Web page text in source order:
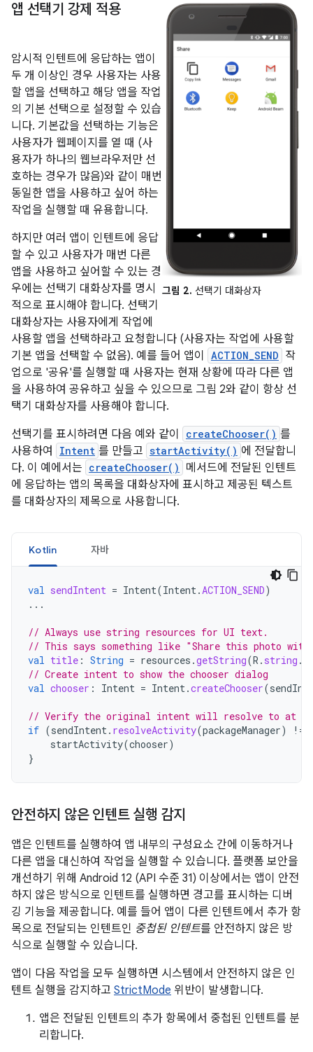
그림 2. 선택기 대화상자
앱 선택기 강제 적용
암시적 인텐트에 응답하는 앱이
두 개 이상인 경우 사용자는 사용
할 앱을 선택하고 해당 앱을 작업
의 기본 선택으로 설정할 수 있습
니다. 기본값을 선택하는 기능은
사용자가 웹페이지를 열 때 (사
용자가 하나의 웹브라우저만 선
호하는 경우가 많음)와 같이 매번
동일한 앱을 사용하고 싶어 하는
작업을 실행할 때 유용합니다.
하지만 여러 앱이 인텐트에 응답
할 수 있고 사용자가 매번 다른
앱을 사용하고 싶어할 수 있는 경
우에는 선택기 대화상자를 명시
적으로 표시해야 합니다. 선택기
대화상자는 사용자에게 작업에
사용할 앱을 선택하라고 요청합니다 (사용자는 작업에 사용할
기본 앱을 선택할 수 없음). 예를 들어 앱이
ACTION_SEND 작
업으로 '공유'를 실행할 때 사용자는 현재 상황에 따라 다른 앱
을 사용하여 공유하고 싶을 수 있으므로 그림 2와 같이 항상 선
택기 대화상자를 사용해야 합니다.
선택기를 표시하려면 다음 예와 같이
createChooser() 를
사용하여
Intent 를 만들고 startActivity() 에 전달합니
다. 이 예에서는 createChooser()
메서드에 전달된 인텐트
에 응답하는 앱의 목록을 대화상자에 표시하고 제공된 텍스트
를 대화상자의 제목으로 사용합니다.
Kotlin 자바
val sendIntent = Intent(Intent.ACTION_SEND)
...
// Always use string resources for UI text.
// This says something like "Share this photo
val title : String = resources .getString(R . string .
// Create intent to show the chooser dialog
val chooser : Intent = Intent.createChooser(
// Verify the original intent will resolve to at
if (sendIntent. resolveActivity(packageManager) !=
startActivity(chooser)
}
안전하지 않은 인텐트 실행 감지
앱은 인텐트를 실행하여 앱 내부의 구성요소 간에 이동하거나
다른 앱을 대신하여 작업을 실행할 수 있습니다. 플랫폼 보안을
개선하기 위해 Android 12 (API 수준 31) 이상에서는 앱이 안전
하지 않은 방식으로 인텐트를 실행하면 경고를 표시하는 디버
깅 기능을 제공합니다. 예를 들어 앱이 다른 인텐트에서 추가 항
목으로 전달되는 인텐트인 중첩된 인텐트를 안전하지 않은 방
식으로 실행할 수 있습니다.
앱이 다음 작업을 모두 실행하면 시스템에서 안전하지 않은 인
텐트 실행을 감지하고 StrictMode 위반이 발생합니다.
앱은 전달된 인텐트의 추가 항목에서 중첩된 인텐트를 분
리합니다.